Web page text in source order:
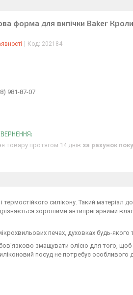
форма для випічки Baker
Код: 202184
981-87-07
товару протягом 14 днів за рахунок
силікону. Такий матеріал
хорошими антипригарними
печах, духовках будь-якого
змащувати олією для того, щоб
посуд не потребує особливого